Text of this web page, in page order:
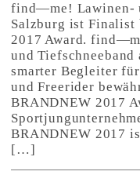
find—me! Lawinen-
Salzburg ist Finalist
2017 Award.
und
smarter Begleiter
und Freerider
BRANDNEW 2017
BRANDNEW 2017
[…]